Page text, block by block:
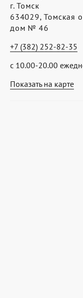
Показать на карте
г. Томск
634029, Томская
дом № 46
с 10.00-20.00
+7 (382) 252-82-35